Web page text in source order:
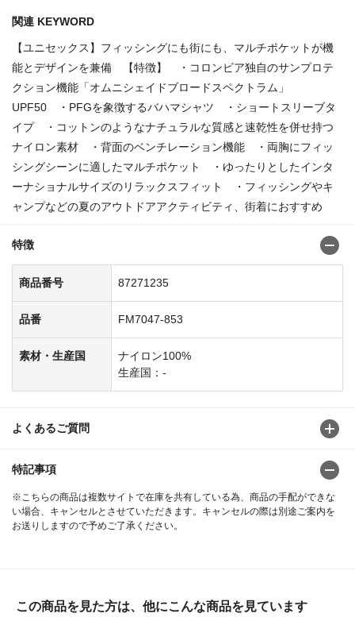
関連 KEYWORD
【ユニセックス】フィッシングにも街にも、マルチポケットが機
能とデザインを兼備 【特徴】 ・コロンビア独自のサンプロテ
クション機能「オムニシェイドブロードスペクトラム」
UPF50 ・PFGを象徴するバハマシャツ ・ショートスリーブタ
イプ ・コットンのようなナチュラルな質感と速乾性を併せ持つ
ナイロン素材 ・背面のベンチレーション機能 ・両胸にフィッ
シングシーンに適したマルチポケット ・ゆったりとしたインタ
ーナショナルサイズのリラックスフィット ・フィッシングやキ
ャンプなどの夏のアウトドアアクティビティ、街着におすすめ
特徴
商品番号 87271235
品番 FM7047-853
素材・生産国
ナイロン100%
生産国：-
よくあるご質問
特記事項
※こちらの商品は複数サイトで在庫を共有している為、商品の手配ができな
い場合、キャンセルとさせていただきます。キャンセルの際は別途ご案内を
お送りしますので予めご了承ください。
この商品を見た方は、他にこんな商品を見ています